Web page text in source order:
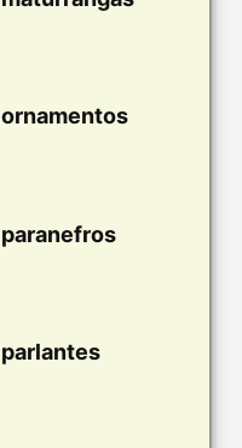
ornamentos
paranefros
parlantes